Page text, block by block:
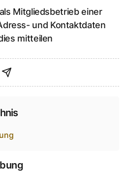
Mitgliedsbetrieb einer
und Kontaktdaten
mitteilen
Link teilen
shareViaEmail